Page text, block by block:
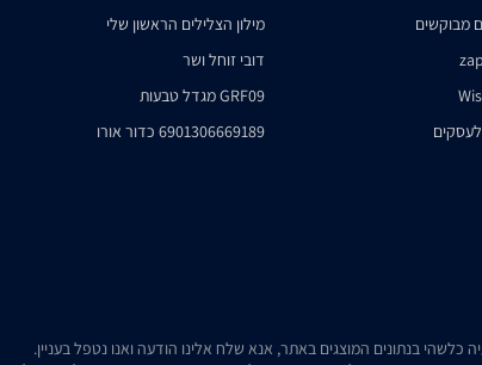
מבוקשים
לעסקים
מילון הצלילים הראשון שלי
דובי זוחל ושר
GRF09 מגדל טבעות
6901306669189 כדור אורו